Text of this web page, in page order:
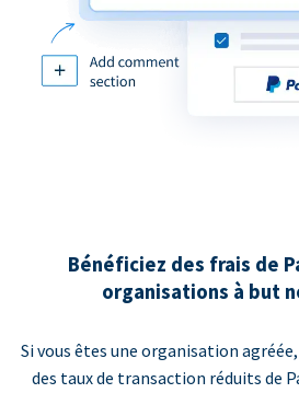
Bénéficiez des frais de
organisations à but
Si vous êtes une organisation
des taux de transaction réduits de